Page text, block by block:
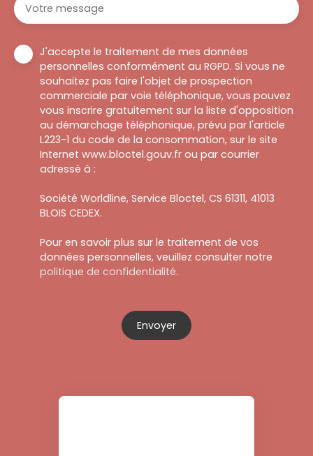
Votre message
J'accepte le traitement de mes données
personnelles conformément au RGPD. Si vous ne
souhaitez pas faire l'objet de prospection
commerciale par voie téléphonique, vous pouvez
vous inscrire gratuitement sur la liste d'opposition
au démarchage téléphonique, prévu par l'article
L223-1 du code de la consommation, sur le site
Internet www.bloctel.gouv.fr ou par courrier
adressé à :
Société Worldline, Service Bloctel, CS 61311, 41013
BLOIS CEDEX.
Pour en savoir plus sur le traitement de vos
données personnelles, veuillez consulter notre
politique de confidentialité.
Envoyer